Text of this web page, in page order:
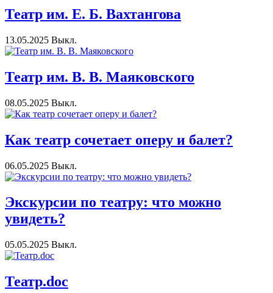
Театр им. Е. Б. Вахтангова
13.05.2025 Выкл.
Театр им. В. В. Маяковского
08.05.2025 Выкл.
Как театр сочетает оперу и балет?
06.05.2025 Выкл.
Экскурсии по театру: что можно
увидеть?
05.05.2025 Выкл.
Театр.doc